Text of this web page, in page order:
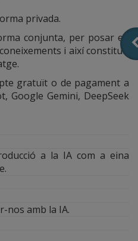
privada.
conjunta, per posar en
i així constituir
gratuït o de pagament a
Google Gemini, DeepSeek
a la IA com a eina
nos amb la IA.